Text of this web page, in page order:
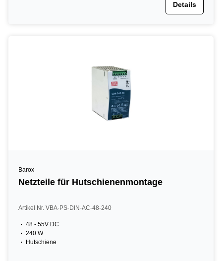
Details
Barox
Netzteile für Hutschienenmontage
Artikel Nr. VBA-PS-DIN-AC-48-240
48 - 55V DC
240 W
Hutschiene